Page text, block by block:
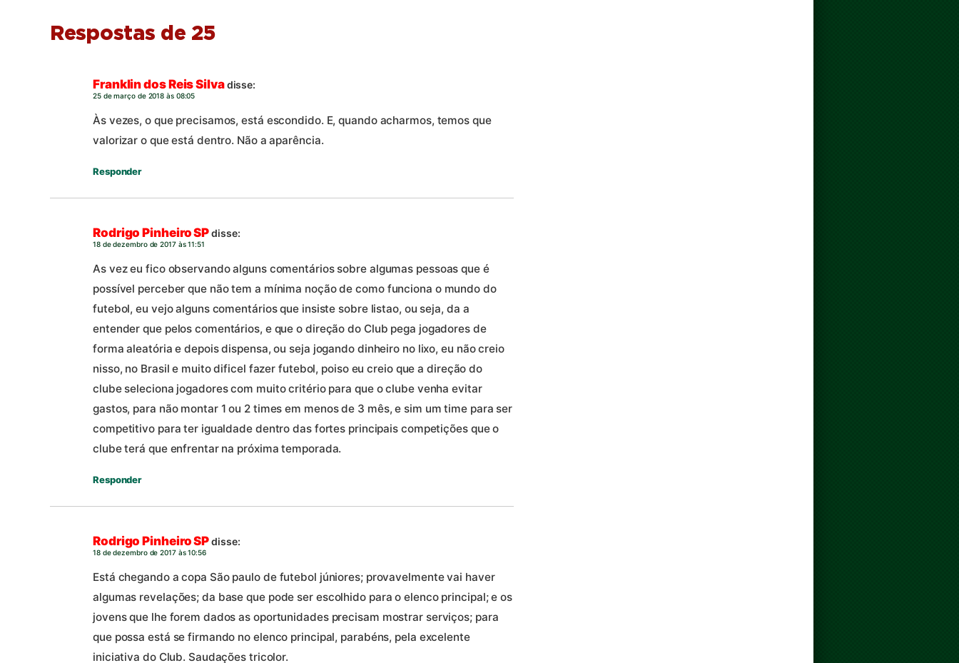
Respostas de 25
Franklin dos Reis Silvadisse:
25 de março de 2018 às 08:05
Às vezes, o que precisamos, está escondido. E, quando acharmos, temos que
valorizar o que está dentro. Não a aparência.
Responder
Rodrigo Pinheiro SPdisse:
18 de dezembro de 2017 às 11:51
As vez eu fico observando alguns comentários sobre algumas pessoas que é
possível perceber que não tem a mínima noção de como funciona o mundo do
futebol, eu vejo alguns comentários que insiste sobre listao, ou seja, da a
entender que pelos comentários, e que o direção do Club pega jogadores de
forma aleatória e depois dispensa, ou seja jogando dinheiro no lixo, eu não creio
nisso, no Brasil e muito dificel fazer futebol, poiso eu creio que a direção do
clube seleciona jogadores com muito critério para que o clube venha evitar
gastos, para não montar 1 ou 2 times em menos de 3 mês, e sim um time para ser
competitivo para ter igualdade dentro das fortes principais competições que o
clube terá que enfrentar na próxima temporada.
Responder
Rodrigo Pinheiro SPdisse:
18 de dezembro de 2017 às 10:56
Está chegando a copa São paulo de futebol júniores; provavelmente vai haver
algumas revelações; da base que pode ser escolhido para o elenco principal; e os
jovens que lhe forem dados as oportunidades precisam mostrar serviços; para
que possa está se firmando no elenco principal, parabéns, pela excelente
iniciativa do Club. Saudações tricolor.